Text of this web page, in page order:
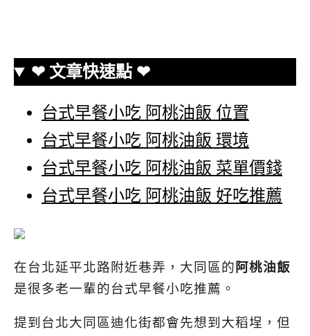
❤ 文章快速點 ❤
台式早餐小吃 阿桃油飯 位置
台式早餐小吃 阿桃油飯 環境
台式早餐小吃 阿桃油飯 菜單價錢
台式早餐小吃 阿桃油飯 好吃推薦
在台北延平北路附近巷弄，大同區的 阿桃油飯
是很多老一輩的台式早餐小吃推薦。
提到台北大同區迪化街都會先想到大稻埕，但